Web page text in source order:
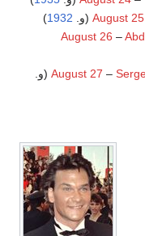
August 25
1932
)
August 26 –
August 27 –